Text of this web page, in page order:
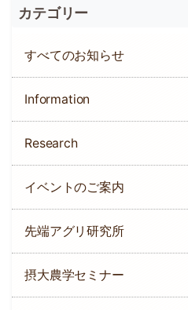
カテゴリー
すべてのお知らせ
Information
Research
イベントのご案内
先端アグリ研究所
摂大農学セミナー